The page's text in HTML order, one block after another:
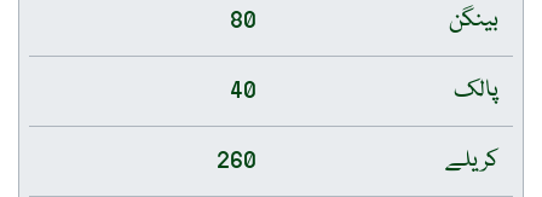
بینگن
80
پالک
40
کریلے
260